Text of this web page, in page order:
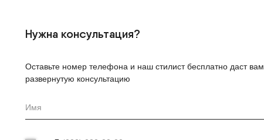
Нужна консультация?
Оставьте номер телефона и наш стилист бесплатно даст вам
развернутую консультацию